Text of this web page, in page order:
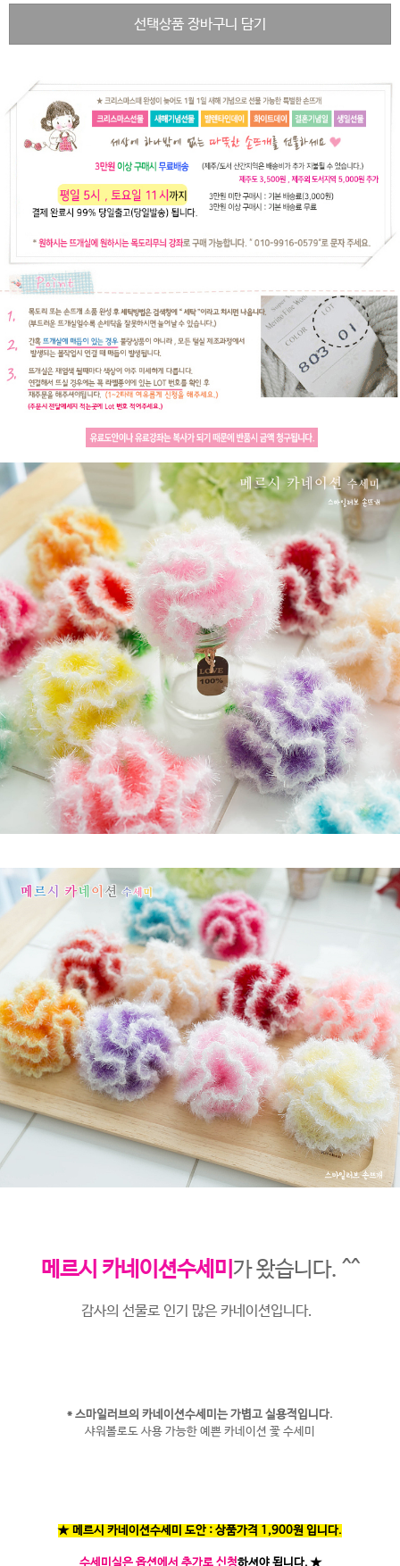
선택상품 장바구니 담기
메르시 카네이션수세미 가 왔습니다. ^^
감사의 선물로 인기 많은 카네이션입니다.
* 스마일러브의 카네이션수세미는 가볍고 실용적입니다.
샤워볼로도 사용 가능한 예쁜 카네이션 꽃 수세미
★ 메르시 카네이션수세미 도안 : 상품가격 1,900원 입니다.
수세미실은 옵션에서 추가로 신청하셔야 됩니다. ★